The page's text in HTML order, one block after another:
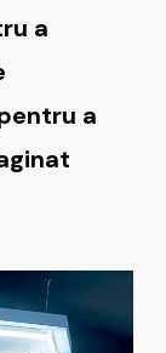
a
a